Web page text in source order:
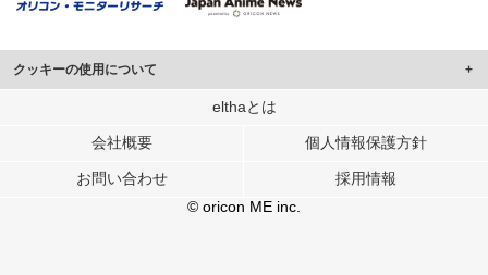
クッキーの使用について
このサイトでは Cookie を使用して、ユーザーに合わせたコンテンツや広告の
行っています。
メディアや広告配信、データ解析の各パートナーに提供しています。
各パートナーは、この情報とユーザーが各パートナーに提供した他の情報や、
ユーザーが各パートナーのサービスを使用したときに収集した他の情報を組み
elthaとは
会社概要 個人情報保護方針
お問い合わせ
採用情報
© oricon ME inc.